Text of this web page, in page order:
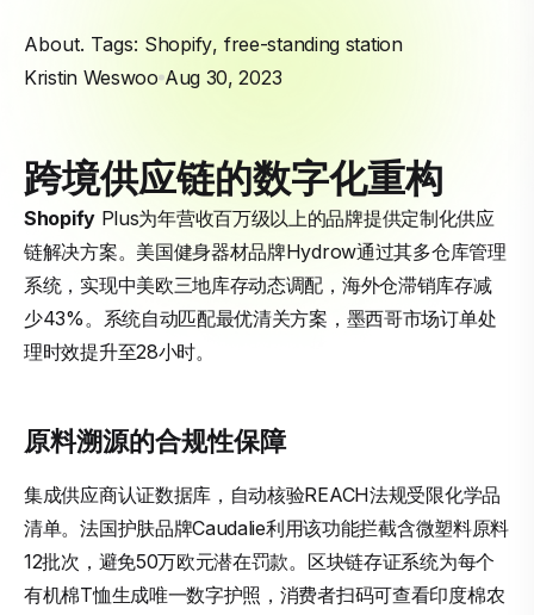
About. Tags: Shopify, free-standing station
Kristin Weswoo Aug 30, 2023
跨境供应链的数字化重构
ShopifyPlus为年营收百万级以上的品牌提供定制化供应
链解决方案。美国健身器材品牌Hydrow通过其多仓库管理
系统，实现中美欧三地库存动态调配，海外仓滞销库存减
少43%。系统自动匹配最优清关方案，墨西哥市场订单处
理时效提升至28小时。
原料溯源的合规性保障
集成供应商认证数据库，自动核验REACH法规受限化学品
清单。法国护肤品牌Caudalie利用该功能拦截含微塑料原料
12批次，避免50万欧元潜在罚款。区块链存证系统为每个
有机棉T恤生成唯一数字护照，消费者扫码可查看印度棉农